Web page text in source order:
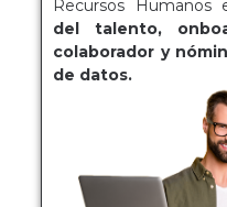
Recursos Humanos
del talento,
colaborador y
de datos.